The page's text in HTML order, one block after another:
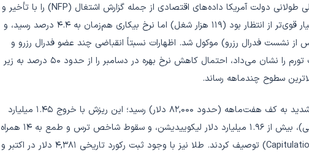
و جهش شاخص VIX بالای ۲۴ انجامید. تعطیلی طولانی دولت آمریکا داده‌های اقتصادی از جمله گزارش اشتغال (NFP) را با تأخیر و
به‌صورت پراکنده منتشر کرد؛ گزارش سپتامبر بسیار قوی‌تر از انتظار بود (۱۱۹ هزار شغل) اما نرخ بیکاری هم‌زمان به ۴.۴ درصد رسید، و
اکتبر و نوامبر به ۱۶ دسامبر (پس از نشست فدرال رزرو) موکول شد. اظهارات نسبتاً انقباضی چند عضو فدرال رزرو و
صورت‌جلسه FOMC که اختلاف‌نظر بر سر ریسک تورم را نشان می‌داد، احتمال کاهش نرخ بهره در دسامبر را از حدود ۵۰ درصد به زیر
در بازار ارزهای دیجیتال، بیت‌کوین با سقوطی شدید به کف هفت‌ماهه (حدود ۸۲,۰۰۰ دلار) رسید؛ این ریزش با خروج ۱.۴۵ میلیارد
دلاری از ETFهای اسپات (چهارمین هفته متوالی)، بیش از ۱.۹۶ میلیارد دلار لیکوییدیشن، و سقوط شاخص ترس و طمع به ۱۴ همراه
بود، و تحلیلگران آن را ورود به فاز «تسلیم» (Capitulation) توصیف کردند. طلا نیز با وجود ثبت رکورد تاریخی ۴,۳۸۱ دلار در اکتبر و